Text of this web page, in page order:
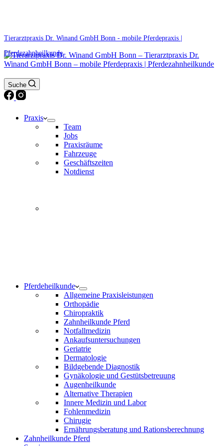
Tierarztpraxis Dr. Winand GmbH Bonn - mobile Pferdepraxis |
Pferdezahnheilkunde
Suche
Praxis
Team
Jobs
Praxisräume
Fahrzeuge
Geschäftszeiten
Notdienst
Pferdeheilkunde
Allgemeine Praxisleistungen
Orthopädie
Chiropraktik
Zahnheilkunde Pferd
Notfallmedizin
Ankaufsuntersuchungen
Geriatrie
Dermatologie
Bildgebende Diagnostik
Gynäkologie und Gestütsbetreuung
Augenheilkunde
Alternative Therapien
Innere Medizin und Labor
Fohlenmedizin
Chirugie
Ernährungsberatung und Rationsberechnung
Zahnheilkunde Pferd